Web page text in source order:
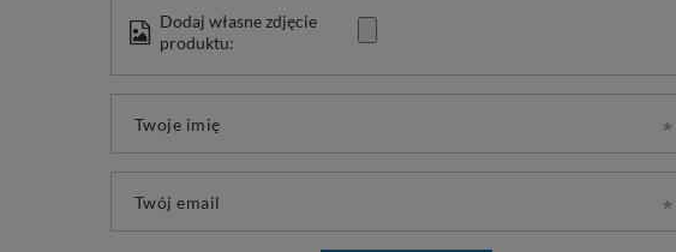
Dodaj własne zdjęcie
produktu:
Twoje imię
Twój email